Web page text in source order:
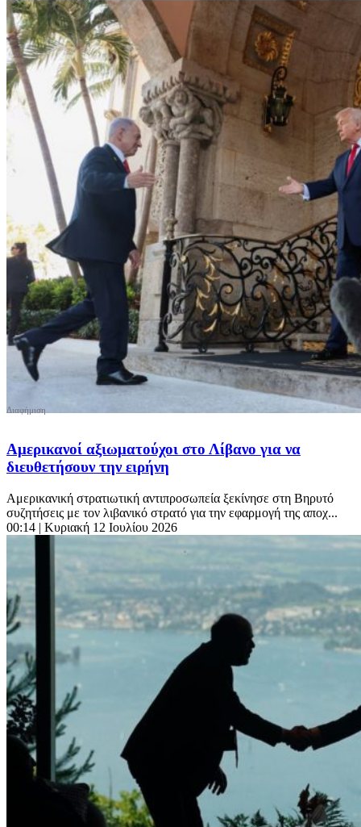
Αμερικανοί αξιωματούχοι στο Λίβανο για να
διευθετήσουν την ειρήνη
Αμερικανική στρατιωτική αντιπροσωπεία ξεκίνησε στη Βηρυτό
συζητήσεις με τον λιβανικό στρατό για την εφαρμογή της αποχ...
00:14 | Κυριακή 12 Ιουλίου 2026